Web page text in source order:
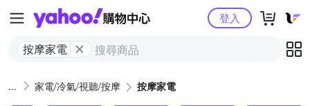
Yahoo購物中心
按摩家電
登入
家電/冷氣/視聽/按摩 按摩家電